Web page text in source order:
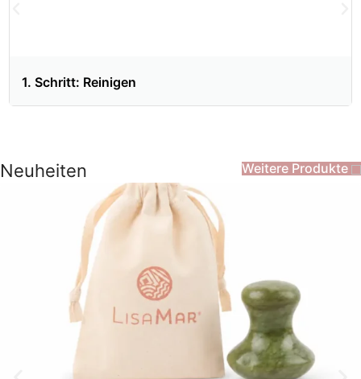
1. Schritt: Reinigen
Neuheiten Weitere Produkte